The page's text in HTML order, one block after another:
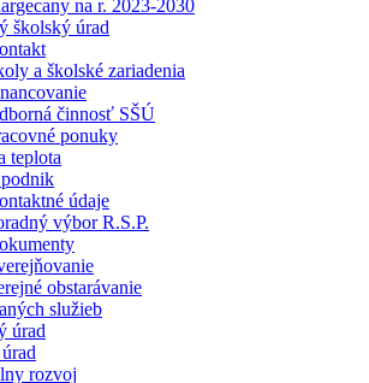
na r. 2023-2030
školský úrad
a školské zariadenia
činnosť SŠÚ
ponuky
teplota
údaje
výbor R.S.P.
obstarávanie
služieb
úrad
rozvoj